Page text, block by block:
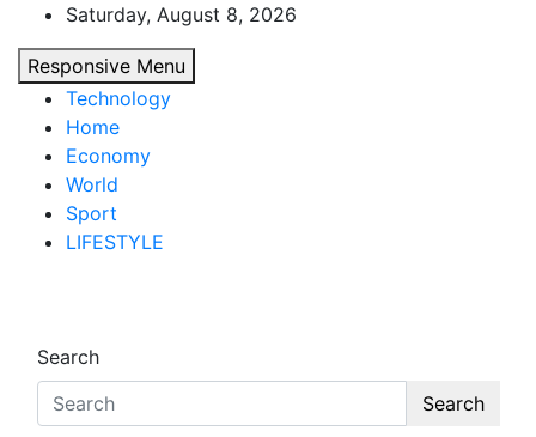
content
Saturday, August 8, 2026
Responsive Menu
Technology
Home
Economy
World
Sport
LIFESTYLE
Search
Search